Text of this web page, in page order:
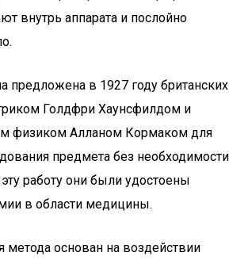
внутрь аппарата и послойно
предложена в 1927 году британских
Голдфри Хаунсфилдом и
физиком Алланом Кормаком для
предмета без необходимости
работу они были удостоены
в области медицины.
метода основан на воздействии